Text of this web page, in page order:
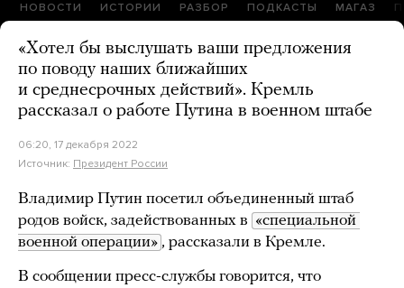
НОВОСТИ ИСТОРИИ РАЗБОР ПОДКАСТЫ МАГАЗ
«Хотел бы выслушать ваши предложения
по поводу наших ближайших
и среднесрочных действий». Кремль
рассказал о работе Путина в военном штабе
06:20, 17 декабря 2022
Источник: Президент России
Владимир Путин посетил объединенный штаб
родов войск, задействованных в «специальной
военной операции» , рассказали в Кремле.
В сообщении пресс-службы говорится, что